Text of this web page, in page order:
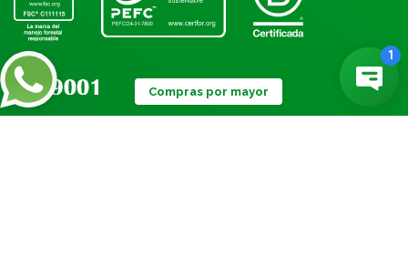
Compras por mayor